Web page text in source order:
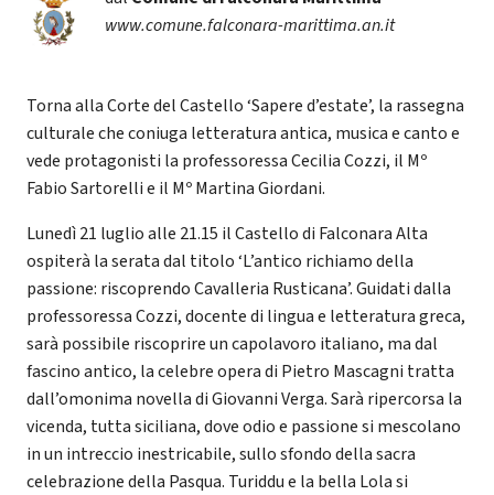
www.comune.falconara-marittima.an.it
Torna alla Corte del Castello ‘Sapere d’estate’, la rassegna
culturale che coniuga letteratura antica, musica e canto e
vede protagonisti la professoressa Cecilia Cozzi, il Mº
Fabio Sartorelli e il Mº Martina Giordani.
Lunedì 21 luglio alle 21.15 il Castello di Falconara Alta
ospiterà la serata dal titolo ‘L’antico richiamo della
passione: riscoprendo Cavalleria Rusticana’. Guidati dalla
professoressa Cozzi, docente di lingua e letteratura greca,
sarà possibile riscoprire un capolavoro italiano, ma dal
fascino antico, la celebre opera di Pietro Mascagni tratta
dall’omonima novella di Giovanni Verga. Sarà ripercorsa la
vicenda, tutta siciliana, dove odio e passione si mescolano
in un intreccio inestricabile, sullo sfondo della sacra
celebrazione della Pasqua. Turiddu e la bella Lola si